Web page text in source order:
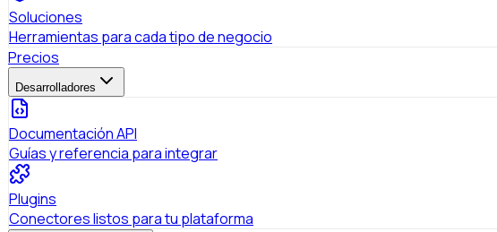
Soluciones
Herramientas para cada tipo de negocio
Precios
Desarrolladores
Documentación API
Guías y referencia para integrar
Plugins
Conectores listos para tu plataforma